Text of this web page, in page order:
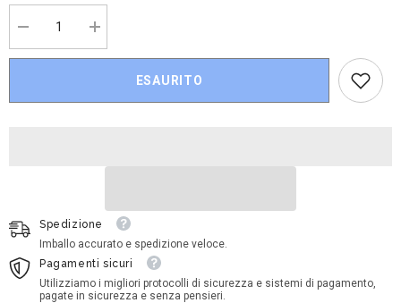
Diminuire
la
quantità
Cars
Aumenta
la
quantità
Cars
ESAURITO
Spedizione
Imballo accurato e spedizione veloce.
Pagamenti sicuri
Utilizziamo i migliori protocolli di sicurezza e sistemi di pagamento,
pagate in sicurezza e senza pensieri.